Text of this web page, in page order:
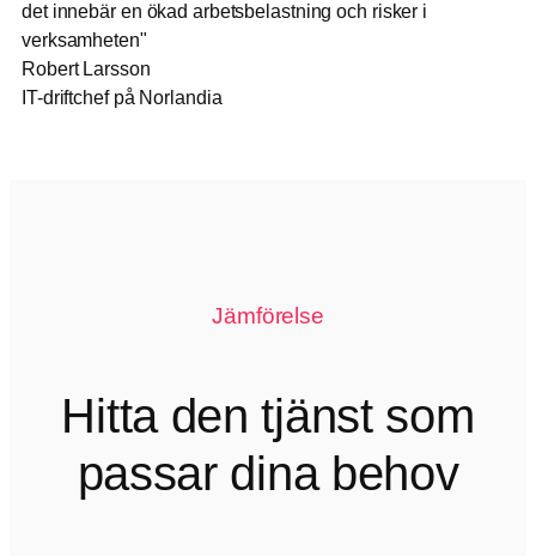
det innebär en ökad arbetsbelastning och risker i
verksamheten"
Robert Larsson
IT-driftchef på Norlandia
Jämförelse
Hitta den tjänst som
passar dina behov